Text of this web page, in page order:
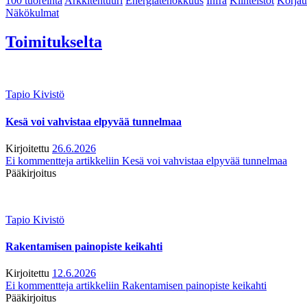
Näkökulmat
Toimitukselta
Tapio Kivistö
Kesä voi vahvistaa elpyvää tunnelmaa
Kirjoitettu 26.6.2026
Ei kommentteja artikkeliin Kesä voi vahvistaa elpyvää tunnelmaa
Pääkirjoitus
Tapio Kivistö
Rakentamisen painopiste keikahti
Kirjoitettu 12.6.2026
Ei kommentteja artikkeliin Rakentamisen painopiste keikahti
Pääkirjoitus